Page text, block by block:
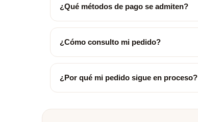
¿Qué métodos de pago se admiten?
¿Cómo consulto mi pedido?
¿Por qué mi pedido sigue en proceso?